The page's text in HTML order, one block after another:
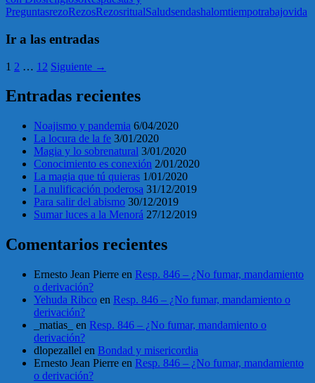
PreguntasrezoRezosRezosritualSaludsendashalomtiempotrabajovida
Ir a las entradas
1 2 … 12 Siguiente →
Entradas recientes
Noajismo y pandemia 6/04/2020
La locura de la fe 3/01/2020
Magia y lo sobrenatural 3/01/2020
Conocimiento es conexión 2/01/2020
La magia que tú quieras 1/01/2020
La nulificación poderosa 31/12/2019
Para salir del abismo 30/12/2019
Sumar luces a la Menorá 27/12/2019
Comentarios recientes
Ernesto Jean Pierre en Resp. 846 – ¿No fumar, mandamiento
o derivación?
Yehuda Ribco en Resp. 846 – ¿No fumar, mandamiento o
derivación?
_matias_
en Resp. 846 – ¿No fumar, mandamiento o
derivación?
dlopezallel en Bondad y misericordia
Ernesto Jean Pierre en Resp. 846 – ¿No fumar, mandamiento
o derivación?